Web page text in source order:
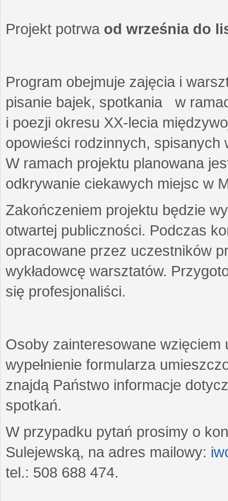
Projekt potrwa od września do
Program obejmuje zajęcia i
pisanie bajek, spotkania w
i poezji okresu XX-lecia
opowieści rodzinnych,
W ramach projektu planowana
odkrywanie ciekawych miejsc w
Zakończeniem projektu będzie
otwartej publiczności. Podczas
opracowane przez uczestników
wykładowcę warsztatów.
się profesjonaliści.
Osoby zainteresowane wzięciem
wypełnienie formularza
znajdą Państwo informacje
spotkań.
W przypadku pytań prosimy o
Sulejewską, na adres mailowy:
tel.: 508 688 474.